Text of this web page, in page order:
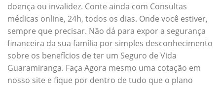
doença ou invalidez. Conte ainda com Consultas
médicas online, 24h, todos os dias. Onde você estiver,
sempre que precisar. Não dá para expor a segurança
financeira da sua família por simples desconhecimento
sobre os benefícios de ter um Seguro de Vida
Guaramiranga. Faça Agora mesmo uma cotação em
nosso site e fique por dentro de tudo que o plano